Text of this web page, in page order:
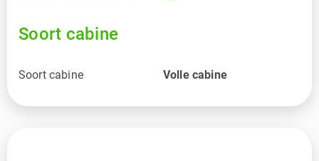
Soort cabine
Soort cabine Volle cabine